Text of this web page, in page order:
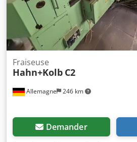
Allemagne 246 km
Fraiseuse
Hahn+Kolb C2
Demander